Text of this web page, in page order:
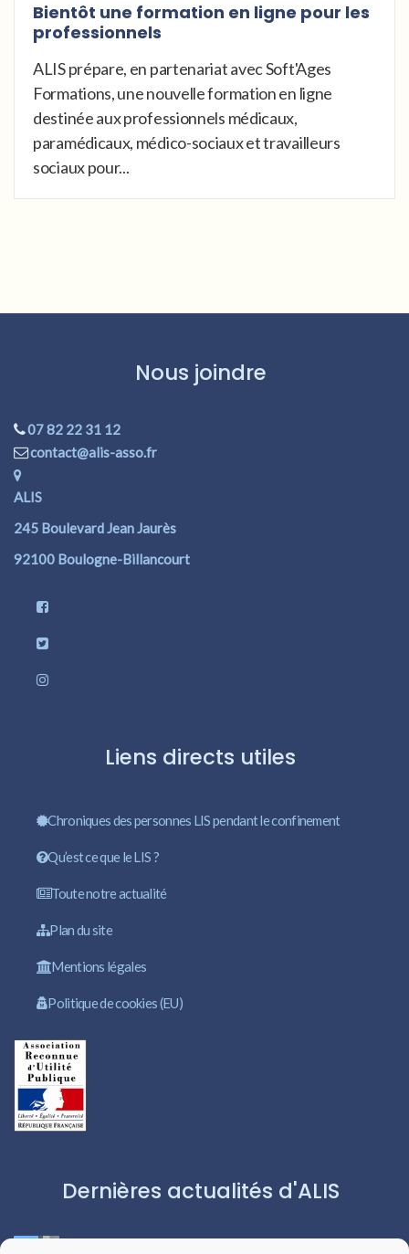
Bientôt une formation en ligne pour les
professionnels
ALIS prépare, en partenariat avec Soft'Ages
Formations, une nouvelle formation en ligne
destinée aux professionnels médicaux,
paramédicaux, médico-sociaux et travailleurs
sociaux pour...
Nous joindre
07 82 22 31 12
contact@alis-asso.fr
ALIS
245 Boulevard Jean Jaurès
92100 Boulogne-Billancourt
Liens directs utiles
Chroniques des personnes LIS pendant le confinement
Qu’est ce que le LIS ?
Toute notre actualité
Plan du site
Mentions légales
Politique de cookies (EU)
Dernières actualités d'ALIS